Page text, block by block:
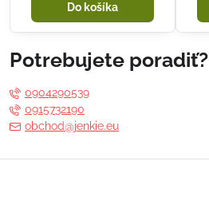
Do košíka
Potrebujete poradiť?
0904290539
0915732190
obchod@jenkie.eu